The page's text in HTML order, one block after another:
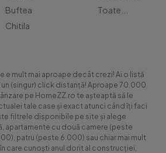
Buftea
Chitila
Toate...
e mult mai aproape decât crezi! Ai o listă
un (singur) click distanță! Aproape 70.000
pe HomeZZ.ro te așteaptă să le
tale case și exact atunci când îți faci
filtrele disponibile pe site și alege
apartamente cu două camere (peste
patru (peste 6.000) sau chiar mai mult
care cunoști anul dorit al construcției,